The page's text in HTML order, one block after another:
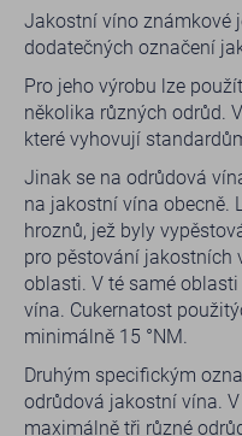
Jakostní víno známkové
dodatečných označení
Pro jeho výrobu lze
několika různých odrůd.
které vyhovují
Jinak se na odrůdová
na jakostní vína obecně.
hroznů, jež byly
pro pěstování jakostních
oblasti. V té samé
vína. Cukernatost
minimálně 15 °NM.
Druhým specifickým
odrůdová jakostní vína.
maximálně tři různé